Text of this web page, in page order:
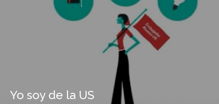
Delegación Alumni en Bruselas
Yo soy de la US
Salvador Morales
Juan Martínez-Barea